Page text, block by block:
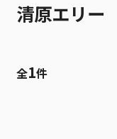
清原エリー
全1件